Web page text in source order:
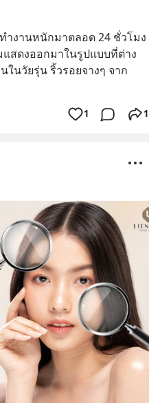
ำงานหนักมาตลอด 24 ชั่วโมง
สดงออกมาในรูปแบบที่ต่าง
นวัยรุ่น ริ้วรอยจางๆ จาก
1 1